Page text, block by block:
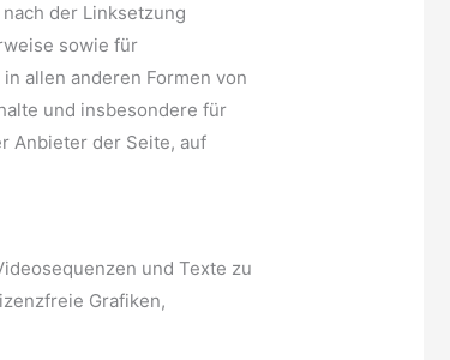
der Linksetzung
sowie für
allen anderen Formen von
und insbesondere für
Anbieter der Seite, auf
und Texte zu
Grafiken,